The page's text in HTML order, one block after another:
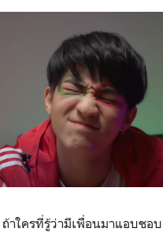
าใครที่รู้ว่ามีเพื่อนมาแอบชอบ